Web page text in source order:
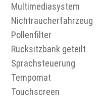
Multimediasystem
Nichtraucherfahrzeug
Pollenfilter
Rücksitzbank geteilt
Sprachsteuerung
Tempomat
Touchscreen